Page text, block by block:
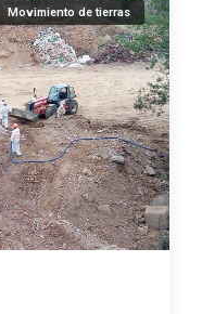
Movimiento de tierras